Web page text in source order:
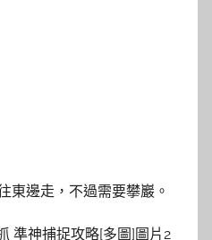
東邊走，不過需要攀巖。